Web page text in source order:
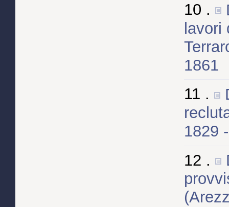
10 .
lavori
1861
11 .
1829
12 .